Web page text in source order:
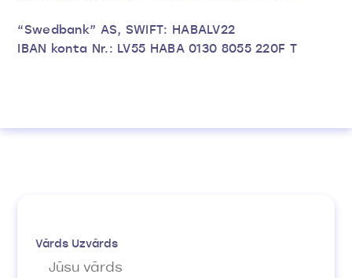
“Swedbank” AS, SWIFT: HABALV22
IBAN konta Nr.: LV55 HABA 0130 8055 220F T
Vārds Uzvārds